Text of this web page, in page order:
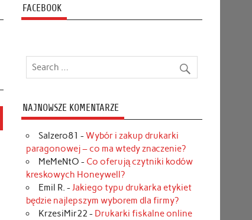
FACEBOOK
NAJNOWSZE KOMENTARZE
Salzero81 - Wybór i zakup drukarki
paragonowej – co ma wtedy znaczenie?
MeMeNtO - Co oferują czytniki kodów
kreskowych Honeywell?
Emil R. - Jakiego typu drukarka etykiet
będzie najlepszym wyborem dla firmy?
KrzesiMir22 - Drukarki fiskalne online